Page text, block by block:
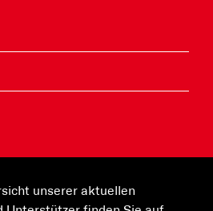
unserer aktuellen